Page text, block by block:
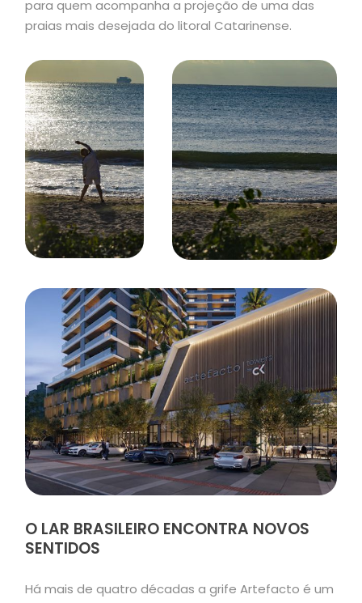
para quem acompanha a projeção de uma das
praias mais desejada do litoral Catarinense.
O LAR BRASILEIRO ENCONTRA NOVOS
SENTIDOS
Há mais de quatro décadas a grife Artefacto é um